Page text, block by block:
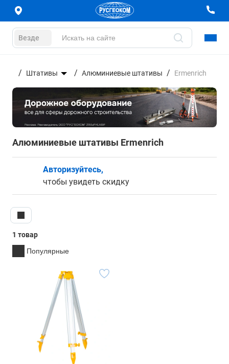
Везде
Штативы Алюминиевые штативы Ermenrich
Алюминиевые штативы Ermenrich
Авторизуйтесь,
чтобы увидеть скидку
1 товар
Популярные